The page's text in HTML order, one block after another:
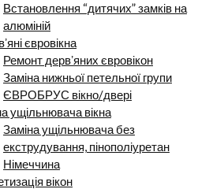
Встановлення “дитячих” замків на
алюміній
євровікна
Ремонт дервʼяних євровікон
Заміна нижньої петельної групи
ЄВРОБРУС вікно/двері
ущільнювача вікна
Заміна ущільнювача без
екструдування, пінополіуретан
Німеччина
вікон